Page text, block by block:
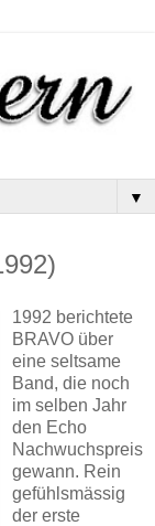
▼
1992 berichtete
BRAVO über
eine seltsame
Band, die noch
im selben Jahr
den Echo
Nachwuchspreis
gewann. Rein
gefühlsmässig
der erste